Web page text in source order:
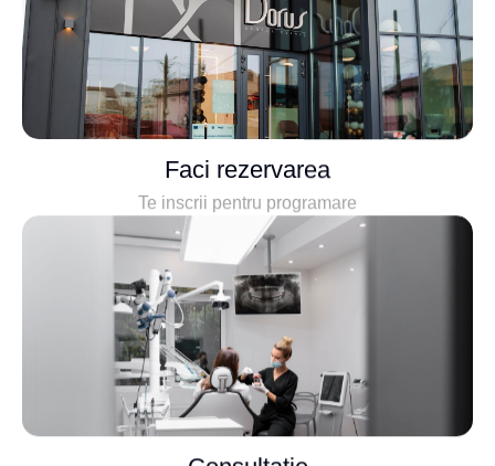
Faci rezervarea
Te inscrii pentru programare